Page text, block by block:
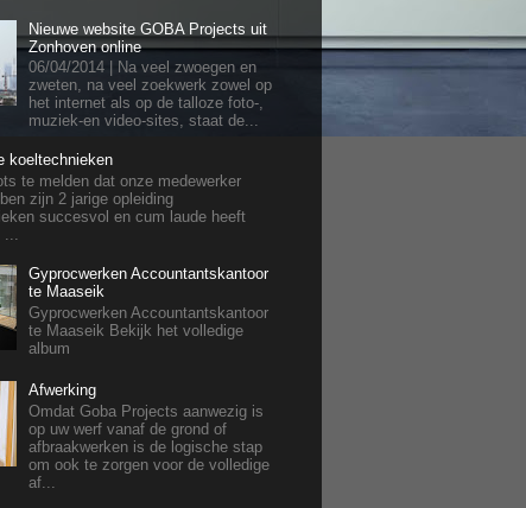
Nieuwe website GOBA Projects uit
Zonhoven online
06/04/2014 | Na veel zwoegen en
zweten, na veel zoekwerk zowel op
het internet als op de talloze foto-,
muziek-en video-sites, staat de...
koeltechnieken
te melden dat onze medewerker
zijn 2 jarige opleiding
succesvol en cum laude heeft
Gyprocwerken Accountantskantoor
te Maaseik
Gyprocwerken Accountantskantoor
te Maaseik Bekijk het volledige
album
Afwerking
Omdat Goba Projects aanwezig is
op uw werf vanaf de grond of
afbraakwerken is de logische stap
om ook te zorgen voor de volledige
af...